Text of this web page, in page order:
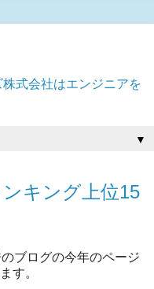
式会社はエンジニアを
▼
キング上位15
ブログの今年のページ
す。